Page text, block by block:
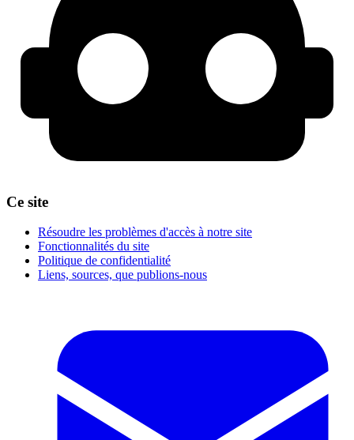
Ce site
Résoudre les problèmes d'accès à notre site
Fonctionnalités du site
Politique de confidentialité
Liens, sources, que publions-nous